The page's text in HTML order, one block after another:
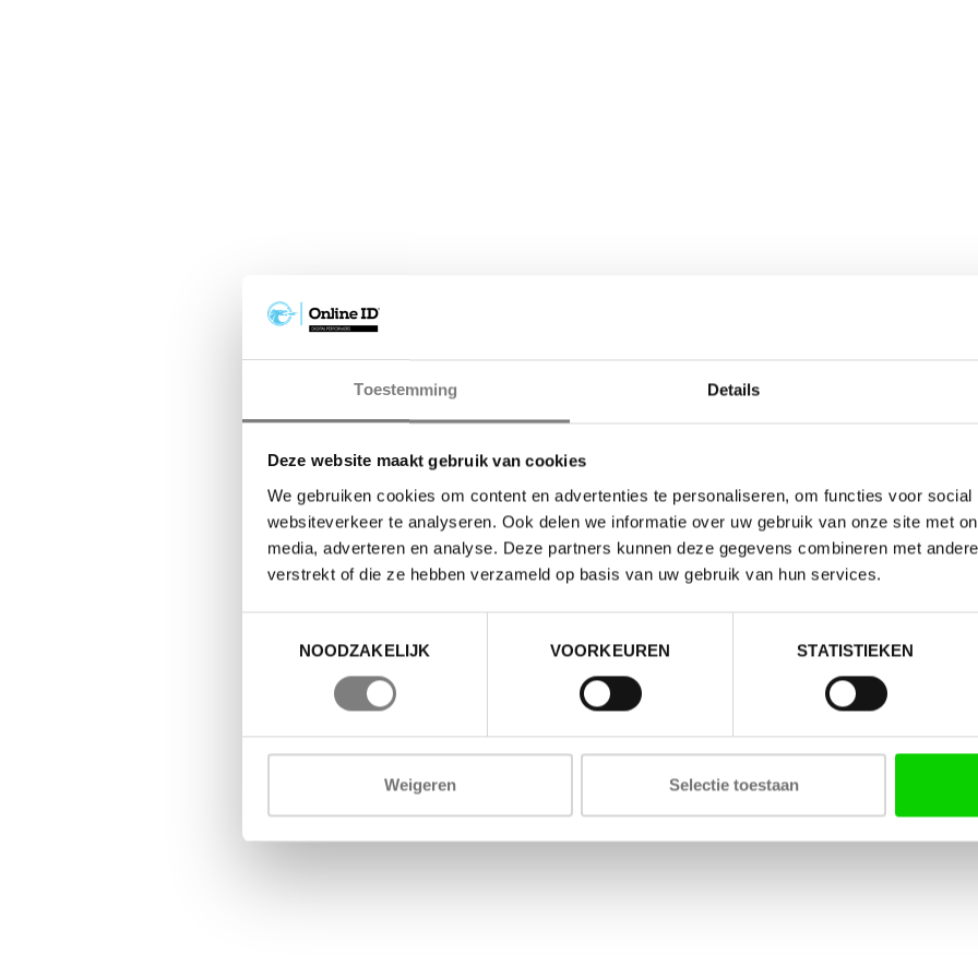
Toestemming Details
Deze website maakt gebruik van cookies
We gebruiken cookies om content en advertenties te personaliseren, om functies voor
websiteverkeer te analyseren. Ook delen we informatie over uw gebruik van onze site met
media, adverteren en analyse. Deze partners kunnen deze gegevens combineren met
verstrekt of die ze hebben verzameld op basis van uw gebruik van hun services.
NOODZAKELIJK
VOORKEUREN STATISTIEKEN
Weigeren Selectie toestaan